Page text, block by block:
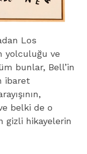
Los
yolculuğu ve
bunlar, Bell’in
ibaret
belki de o
gizli hikayelerin